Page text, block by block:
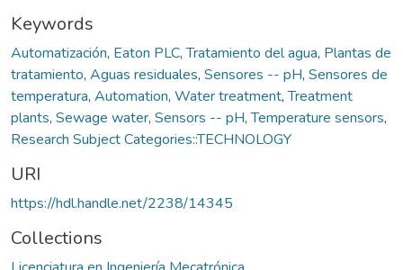
Keywords
Automatización, Eaton PLC,Tratamiento del agua, Plantas de
tratamiento, Aguas residuales, Sensores -- pH, Sensores de
temperatura, Automation, Water treatment,Treatment
plants, Sewage water, Sensors -- pH,Temperature sensors,
Research Subject Categories::TECHNOLOGY
URI
https://hdl.handle.net/2238/14345
Collections